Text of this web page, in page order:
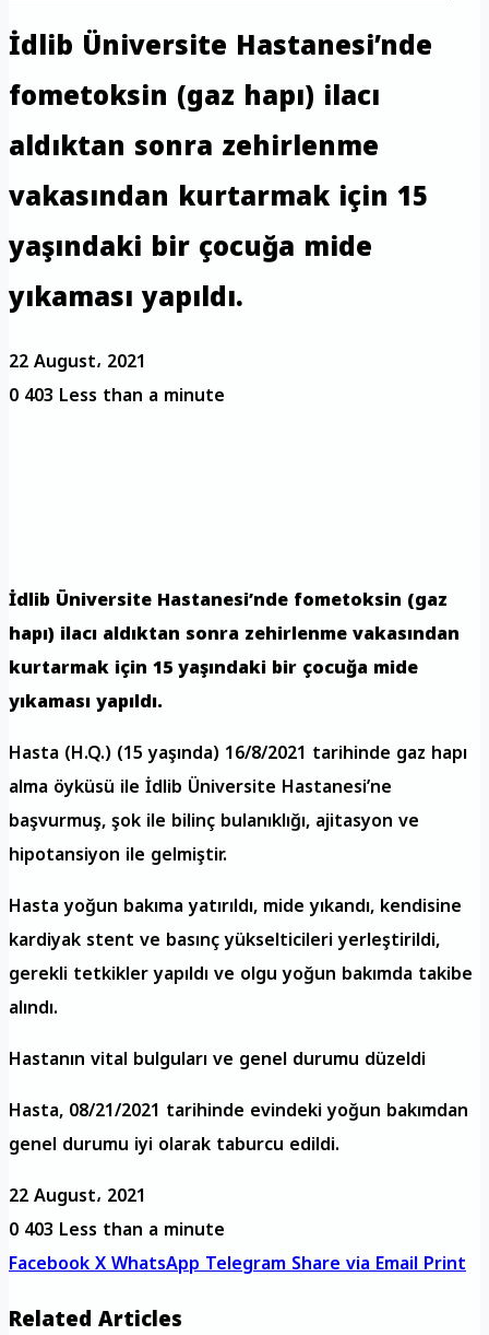
İdlib Üniversite Hastanesi’nde
fometoksin (gaz hapı) ilacı
aldıktan sonra zehirlenme
vakasından kurtarmak için 15
yaşındaki bir çocuğa mide
yıkaması yapıldı.
22 August، 2021
0403 Less than a minute
İdlib Üniversite Hastanesi’nde fometoksin (gaz
hapı) ilacı aldıktan sonra zehirlenme vakasından
kurtarmak için 15 yaşındaki bir çocuğa mide
yıkaması yapıldı.
Hasta (H.Q.) (15 yaşında) 16/8/2021 tarihinde gaz hapı
alma öyküsü ile İdlib Üniversite Hastanesi’ne
başvurmuş, şok ile bilinç bulanıklığı, ajitasyon ve
hipotansiyon ile gelmiştir.
Hasta yoğun bakıma yatırıldı, mide yıkandı, kendisine
kardiyak stent ve basınç yükselticileri yerleştirildi,
gerekli tetkikler yapıldı ve olgu yoğun bakımda takibe
alındı.
Hastanın vital bulguları ve genel durumu düzeldi
Hasta, 08/21/2021 tarihinde evindeki yoğun bakımdan
genel durumu iyi olarak taburcu edildi.
22 August، 2021
0403 Less than a minute
FacebookXWhatsAppTelegramShare via EmailPrint
Related Articles